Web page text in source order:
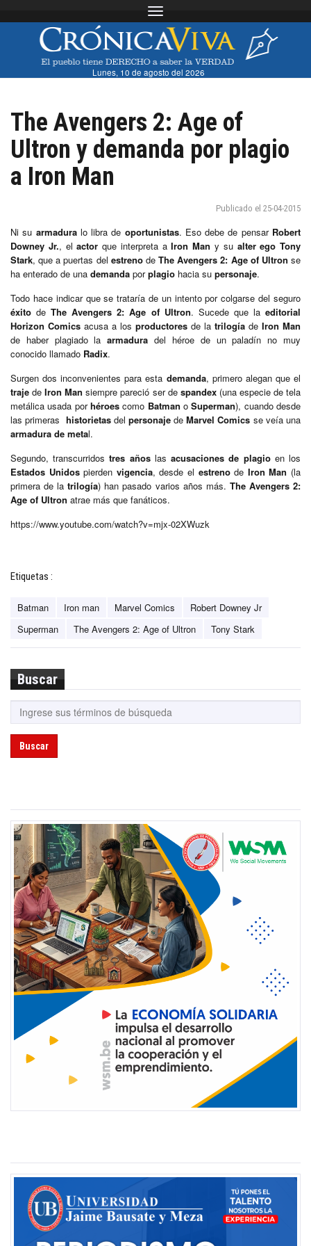
Toggle navigation
Lunes, 10 de agosto del 2026
The Avengers 2: Age of
Ultron y demanda por plagio
a Iron Man
Publicado el 25-04-2015
Ni su armaduralo libra de oportunistas. Eso debe de pensar Robert
Downey Jr., elactor que interpreta aIron Man y su alter ego Tony
Stark, que a puertas del estrenodeThe Avengers 2: Age of Ultron se
ha enterado de una demanda porplagio hacia su personaje.
Todo hace indicar que se trataría de un intento por colgarse del seguro
éxito deThe Avengers 2: Age of Ultron. Sucede que laeditorial
Horizon Comics acusa a los productores de la trilogía de Iron Man
de haber plagiado laarmadura del héroe de un paladín no muy
conocido llamado Radix.
Surgen dos inconvenientes para esta demanda, primero alegan que el
traje deIron Man siempre pareció ser de spandex(una especie de tela
metálica usada porhéroes como Batman oSuperman), cuando desde
las primeras historietasdel personajedeMarvel Comics se veía una
armadura de metal.
Segundo, transcurridostres añoslasacusaciones de plagioen los
Estados Unidospierden vigencia, desde el estrenode Iron Man (la
primera de latrilogía) han pasado varios años más. The Avengers 2:
Age of Ultron atrae más que fanáticos.
https://www.youtube.com/watch?v=mjx-02XWuzk
Etiquetas :
Batman Iron man Marvel Comics
Robert Downey Jr
Superman
The Avengers 2: Age of Ultron Tony Stark
Buscar
Buscar